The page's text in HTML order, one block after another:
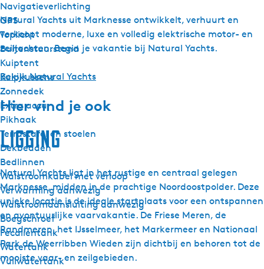
Navigatieverlichting
GPS
Toplicht
Buitenstuurstand
Kuiptent
Kuipkussens
Zonnedek
Extra accu
Pikhaak
Terrastafel en stoelen
Dekbedden
Bedlinnen
Walstroomkabel met verloop
Verwarming aanwezig
Walstroomaansluiting aanwezig
Boegschroef
Fecalientank
Watertank
Vuilwatertank
Natural Yachts uit Marknesse ontwikkelt, verhuurt en
verkoopt moderne, luxe en volledig elektrische motor- en
zeiljachten. Begin je vakantie bij Natural Yachts.
Bekijk Natural Yachts
Hier vind je ook
Ligging
Natural Yachts ligt in het rustige en centraal gelegen
Marknesse, midden in de prachtige Noordoostpolder. Deze
unieke locatie is de ideale startplaats voor een ontspannen
en avontuurlijke vaarvakantie. De Friese Meren, de
Randmeren, het IJsselmeer, het Markermeer en Nationaal
Park de Weerribben Wieden zijn dichtbij en behoren tot de
mooiste vaar- en zeilgebieden.